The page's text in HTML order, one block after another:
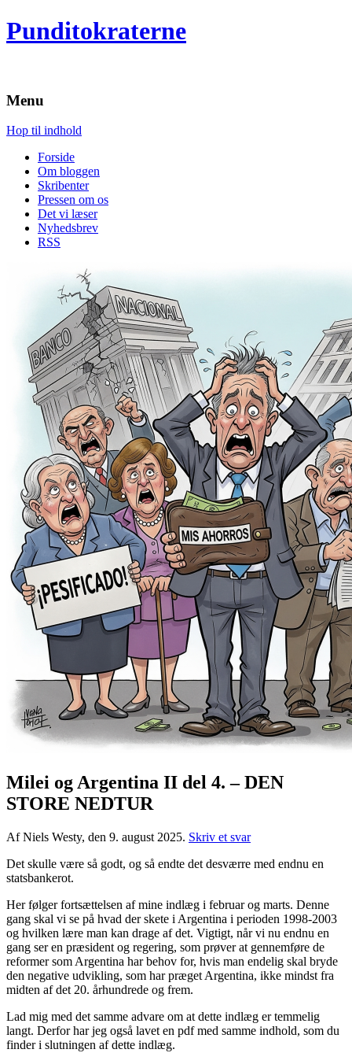
Punditokraterne
Menu
Hop til indhold
Forside
Om bloggen
Skribenter
Pressen om os
Det vi læser
Nyhedsbrev
RSS
Milei og Argentina II del 4. – DEN
STORE NEDTUR
Af Niels Westy, den 9. august 2025. Skriv et svar
Det skulle være så godt, og så endte det desværre med endnu en
statsbankerot.
Her følger fortsættelsen af mine indlæg i februar og marts. Denne
gang skal vi se på hvad der skete i Argentina i perioden 1998-2003
og hvilken lære man kan drage af det. Vigtigt, når vi nu endnu en
gang ser en præsident og regering, som prøver at gennemføre de
reformer som Argentina har behov for, hvis man endelig skal bryde
den negative udvikling, som har præget Argentina, ikke mindst fra
midten af det 20. århundrede og frem.
Lad mig med det samme advare om at dette indlæg er temmelig
langt. Derfor har jeg også lavet en pdf med samme indhold, som du
finder i slutningen af dette indlæg.